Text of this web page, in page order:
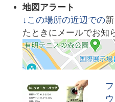
地図アラート
↓この場所の近辺での
たときにメールでお知